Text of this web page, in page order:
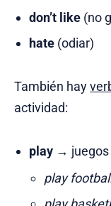
don’t like(no
hate(odiar)
También hay
actividad:
play→ juegos
play